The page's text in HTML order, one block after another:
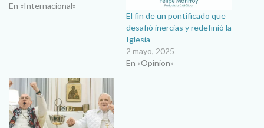
En «Internacional»
El fin de un pontificado que
desafió inercias y redefinió la
Iglesia
2 mayo, 2025
En «Opinion»